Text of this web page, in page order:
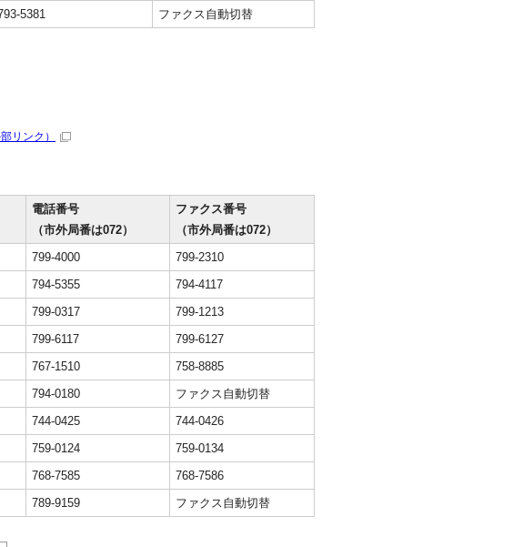
5381 ファクス自動切替
部リンク）
電話番号
（市外局番は072）
ファクス番号
（市外局番は072）
799-4000
799-2310
794-5355
794-4117
799-0317
799-1213
799-6117
799-6127
767-1510
758-8885
794-0180
ファクス自動切替
744-0425
744-0426
759-0124
759-0134
768-7585
768-7586
789-9159 ファクス自動切替